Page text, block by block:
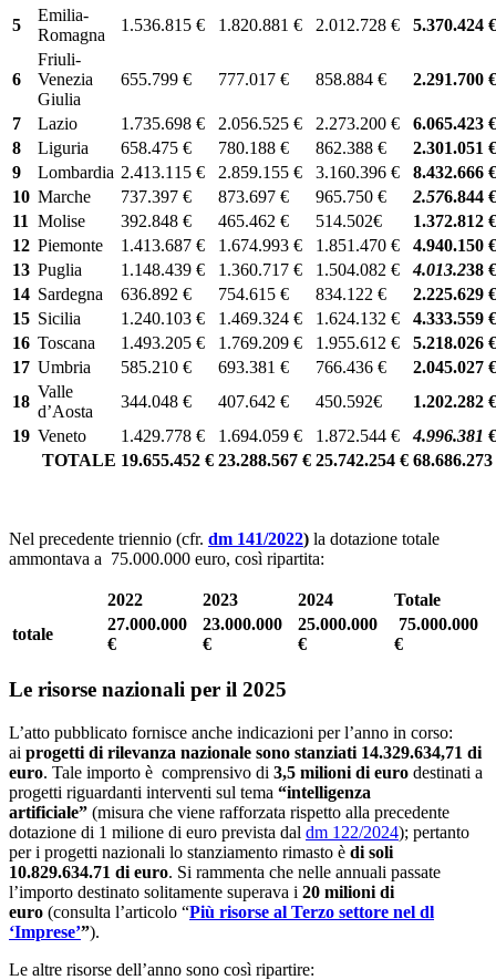
5
Emilia-
Romagna
1.536.815 € 1.820.881 € 2.012.728 € 5.370.424 €
6
Friuli-
Venezia
Giulia
655.799 € 777.017 € 858.884 € 2.291.700 €
7 Lazio 1.735.698 € 2.056.525 € 2.273.200 €
6.065.423 €
8
Liguria 658.475 € 780.188 € 862.388 €
2.301.051 €
9
Lombardia 2.413.115 € 2.859.155 € 3.160.396 €
8.432.666 €
10 Marche 737.397 € 873.697 € 965.750 € 2.576.844 €
11 Molise 392.848 € 465.462 € 514.502€ 1.372.812 €
12 Piemonte 1.413.687 € 1.674.993 € 1.851.470 € 4.940.150 €
13 Puglia 1.148.439 € 1.360.717 € 1.504.082 € 4.013.238 €
14 Sardegna 636.892 € 754.615 € 834.122 € 2.225.629 €
15 Sicilia 1.240.103 € 1.469.324 € 1.624.132 € 4.333.559 €
16 Toscana 1.493.205 € 1.769.209 € 1.955.612 € 5.218.026 €
17 Umbria 585.210 € 693.381 € 766.436 € 2.045.027 €
18
Valle
d’Aosta
344.048 € 407.642 € 450.592€ 1.202.282 €
19 Veneto 1.429.778 € 1.694.059 € 1.872.544 € 4.996.381 €
TOTALE 19.655.452 € 23.288.567 € 25.742.254 € 68.686.273
Nel precedente triennio (cfr. dm 141/2022) la dotazione totale
ammontava a 75.000.000 euro, così ripartita:
2022 2023 2024
Totale
totale
27.000.000
€
23.000.000
€
25.000.000
€
75.000.000
€
Le risorse nazionali per il 2025
L’atto pubblicato fornisce anche indicazioni per l’anno in corso:
ai progetti di rilevanza nazionale sono stanziati 14.329.634,71 di
euro. Tale importo è comprensivo di 3,5 milioni di euro destinati a
progetti riguardanti interventi sul tema “intelligenza
artificiale” (misura che viene rafforzata rispetto alla precedente
dotazione di 1 milione di euro prevista dal dm 122/2024); pertanto
per i progetti nazionali lo stanziamento rimasto è di soli
10.829.634.71 di euro. Si rammenta che nelle annuali passate
l’importo destinato solitamente superava i 20 milioni di
euro (consulta l’articolo “Più risorse al Terzo settore nel dl
‘Imprese’”).
Le altre risorse dell’anno sono così ripartire: